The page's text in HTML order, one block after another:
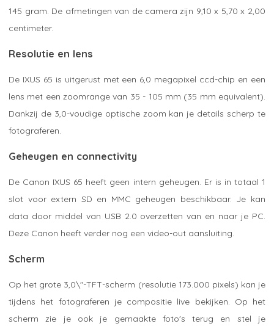
145 gram. De afmetingen van de camera zijn 9,10 x 5,70 x 2,00
centimeter.
Resolutie en lens
De IXUS 65 is uitgerust met een 6,0 megapixel ccd-chip en een
lens met een zoomrange van 35 - 105 mm (35 mm equivalent).
Dankzij de 3,0-voudige optische zoom kan je details scherp te
fotograferen.
Geheugen en connectivity
De Canon IXUS 65 heeft geen intern geheugen. Er is in totaal 1
slot voor extern SD en MMC geheugen beschikbaar. Je kan
data door middel van USB 2.0 overzetten van en naar je PC.
Deze Canon heeft verder nog een video-out aansluiting.
Scherm
Op het grote 3,0\"-TFT-scherm (resolutie 173.000 pixels) kan je
tijdens het fotograferen je compositie live bekijken. Op het
scherm zie je ook je gemaakte foto's terug en stel je